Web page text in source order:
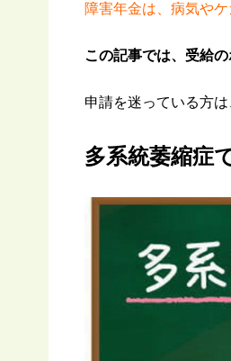
障害年金は、病気や
この記事では、受給
申請を迷っている方
多系統萎縮症